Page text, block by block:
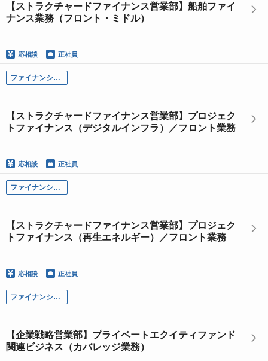
【ストラクチャードファイナンス営業部】船舶ファイ
ナンス業務（フロント・ミドル）
応相談 正社員
ファイナンシャル・ソリューション本部
【ストラクチャードファイナンス営業部】プロジェク
トファイナンス（デジタルインフラ）／フロント業務
応相談 正社員
ファイナンシャル・ソリューション本部
【ストラクチャードファイナンス営業部】プロジェク
トファイナンス（再生エネルギー）／フロント業務
応相談 正社員
ファイナンシャル・ソリューション本部
【企業戦略営業部】プライベートエクイティファンド
関連ビジネス（カバレッジ業務）